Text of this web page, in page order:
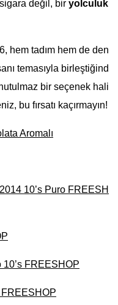
değil, bir yolculuk
hem tadım hem de den
temasıyla birleştiğind
bir seçenek hali
bu fırsatı kaçırmayın!
Aromalı
10’s Puro FREESH
FREESHOP
FREESHOP